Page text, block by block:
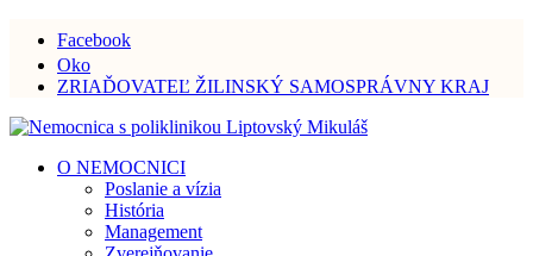
Facebook
Oko
ZRIAĎOVATEĽ ŽILINSKÝ SAMOSPRÁVNY KRAJ
O NEMOCNICI
Poslanie a vízia
História
Management